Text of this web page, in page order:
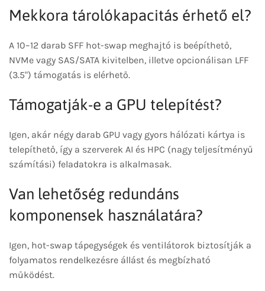
Mekkora tárolókapacitás érhető el?
A 10–12 darab SFF hot-swap meghajtó is beépíthető,
NVMe vagy SAS/SATA kivitelben, illetve opcionálisan LFF
(3.5") támogatás is elérhető.
Támogatják-e a GPU telepítést?
Igen, akár négy darab GPU vagy gyors hálózati kártya is
telepíthető, így a szerverek AI és HPC (nagy teljesítményű
számítási) feladatokra is alkalmasak.
Van lehetőség redundáns
komponensek használatára?
Igen, hot-swap tápegységek és ventilátorok biztosítják a
folyamatos rendelkezésre állást és megbízható
működést.